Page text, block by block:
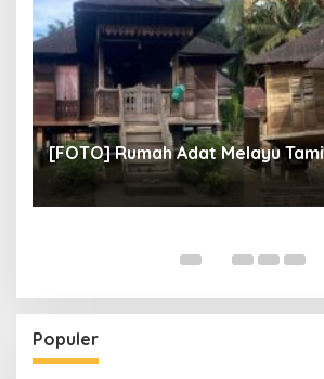
[FOTO] Rumah Adat Melayu
Populer